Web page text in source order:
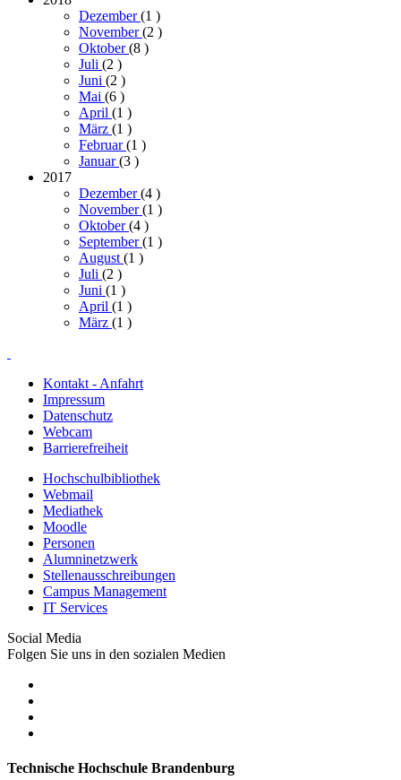
Dezember(1 )
November(2 )
Oktober(8 )
Juli (2 )
Juni (2 )
Mai (6 )
April (1 )
März (1 )
Februar(1 )
Januar(3 )
2017
Dezember(4 )
November(1 )
Oktober(4 )
September(1 )
August (1 )
Juli (2 )
Juni (1 )
April (1 )
März (1 )
Kontakt - Anfahrt
Impressum
Datenschutz
Webcam
Barrierefreiheit
Hochschulbibliothek
Webmail
Mediathek
Moodle
Personen
Alumninetzwerk
Stellenausschreibungen
Campus Management
IT Services
Social Media
Folgen Sie uns in den sozialen Medien
Technische Hochschule Brandenburg